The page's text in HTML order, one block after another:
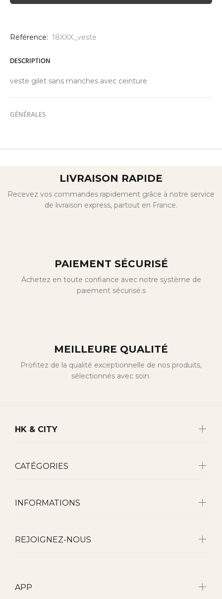
Référence: 18XXX_veste
DESCRIPTION
veste gilet sans manches avec ceinture
GÉNÉRALES
LIVRAISON RAPIDE
Recevez vos commandes rapidement grâce à notre service
de livraison express, partout en France.
PAIEMENT SÉCURISÉ
Achetez en toute confiance avec notre système de
paiement sécurisé.s
MEILLEURE QUALITÉ
Profitez de la qualité exceptionnelle de nos produits,
sélectionnés avec soin.
HK & CITY
CATÉGORIES
INFORMATIONS
REJOIGNEZ-NOUS
APP